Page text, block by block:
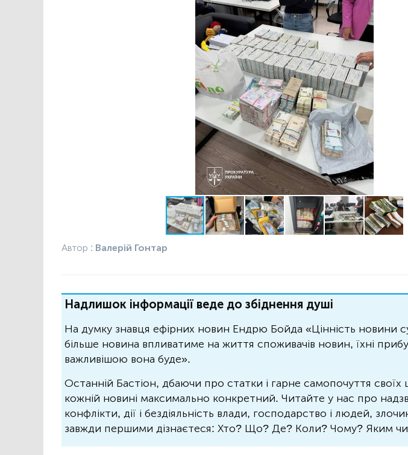
Автор : Валерій Гонтар
Надлишок інформації веде до збіднення душі
На думку знавця ефірних новин Ендрю Бойда «Цінність новини
більше новина впливатиме на життя споживачів новин, їхні
важливішою вона буде».
Останній Бастіон, дбаючи про статки і гарне самопочуття своїх
кожній новині максимально конкретний. Читайте у нас про
конфлікти, дії і бездіяльність влади, господарство і людей,
завжди першими дізнаєтеся: Хто? Що? Де? Коли? Чому? Яким